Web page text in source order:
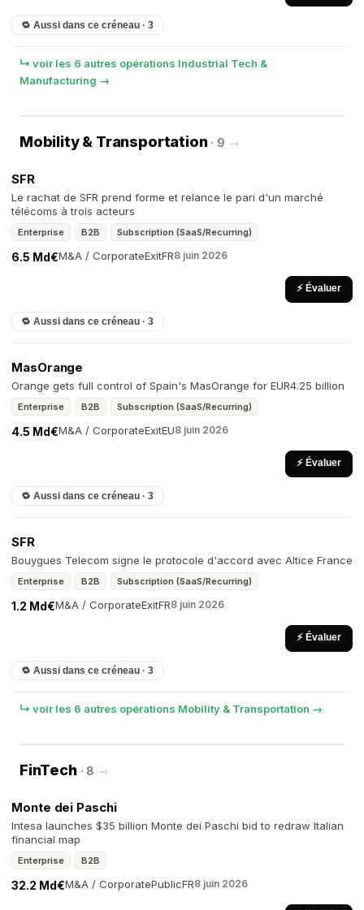
🔁 Aussi dans ce créneau · 3
↳ voir les 6 autres opérations Industrial Tech &
Manufacturing →
Mobility & Transportation · 9 →
SFR
Le rachat de SFR prend forme et relance le pari d'un marché
télécoms à trois acteurs
Enterprise B2B Subscription (SaaS/Recurring)
M&A / Corporate
6.5 Md€ ExitFR8 juin 2026
⚡ Évaluer
🔁 Aussi dans ce créneau · 3
MasOrange
Orange gets full control of Spain's MasOrange for EUR4.25 billion
Enterprise B2B Subscription (SaaS/Recurring)
M&A / Corporate
4.5 Md€ ExitEU8 juin 2026
⚡ Évaluer
🔁 Aussi dans ce créneau · 3
SFR
Bouygues Telecom signe le protocole d'accord avec Altice France
Enterprise B2B Subscription (SaaS/Recurring)
M&A / Corporate
1.2 Md€ ExitFR8 juin 2026
⚡ Évaluer
🔁 Aussi dans ce créneau · 3
↳ voir les 6 autres opérations Mobility & Transportation →
FinTech · 8 →
Monte dei Paschi
Intesa launches $35 billion Monte dei Paschi bid to redraw Italian
financial map
Enterprise B2B
M&A / Corporate
32.2 Md€ PublicFR8 juin 2026